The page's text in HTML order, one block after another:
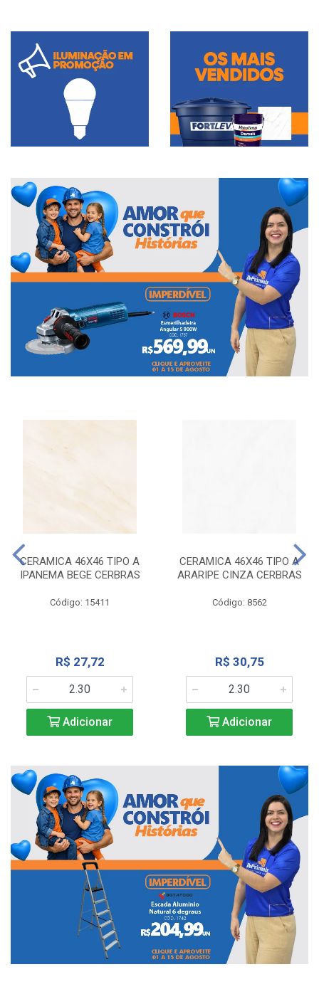
CERAMICA 46X46 TIPO A
IPANEMA BEGE CERBRAS
Código: 15411
R$ 27,72
Adicionar
CERAMICA 46X46 TIPO A
ARARIPE CINZA CERBRAS
Código: 8562
R$ 30,75
Adicionar